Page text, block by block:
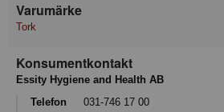
Varumärke
Tork
Konsumentkontakt
Essity Hygiene and Health AB
Telefon
031-746 17 00